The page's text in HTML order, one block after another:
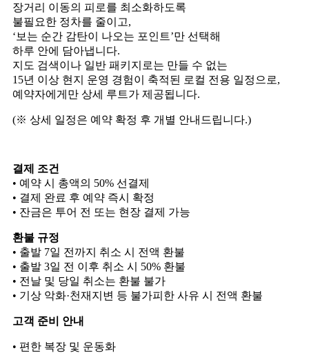
장거리 이동의 피로를 최소화하도록
불필요한 정차를 줄이고,
‘보는 순간 감탄이 나오는 포인트’만 선택해
하루 안에 담아냅니다.
지도 검색이나 일반 패키지로는 만들 수 없는
15년 이상 현지 운영 경험이 축적된 로컬 전용 일정으로,
예약자에게만 상세 루트가 제공됩니다.
(※ 상세 일정은 예약 확정 후 개별 안내드립니다.)
결제 조건
• 예약 시 총액의 50% 선결제
• 결제 완료 후 예약 즉시 확정
• 잔금은 투어 전 또는 현장 결제 가능
환불 규정
• 출발 7일 전까지 취소 시 전액 환불
• 출발 3일 전 이후 취소 시 50% 환불
• 전날 및 당일 취소는 환불 불가
• 기상 악화·천재지변 등 불가피한 사유 시 전액 환불
고객 준비 안내
• 편한 복장 및 운동화